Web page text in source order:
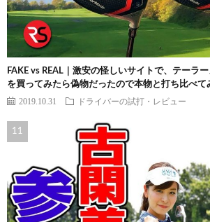
FAKE vs REAL｜激安の怪しいサイトで、テーラ
を買ってみたら偽物だったので本物と打ち比べて
2019.10.31 ドライバーの試打・レビュー